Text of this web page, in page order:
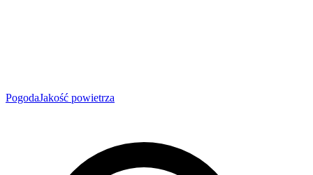
PogodaJakość powietrza